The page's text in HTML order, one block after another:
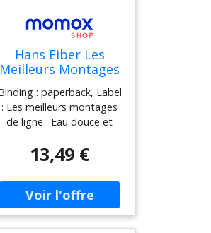
Hans Eiber Les
Meilleurs Montages
De Ligne : Eau
Douce Et Mer : 32
Noeuds De Pêche
Pas À Pas, 64
Ligne
: paperback, Label
: Les meilleurs montages
de ligne : Eau douce et
medium : paperback,
numberOfPages : 160,
publicationDate : 2024-05-
17, authors : Hans Eiber,
languages : french, ISBN :
2351913205
13,49 €